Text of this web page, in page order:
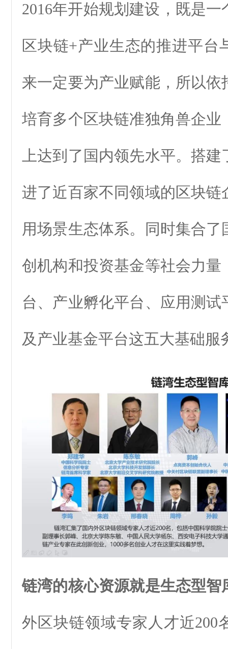
2016年开始规划建设，既是
区块链+产业生态的推进平台
来一定要为产业赋能，所以
培育多个区块链准独角兽企业
上达到了国内领先水平。搭
进了近百家不同领域的区块链
用场景生态体系。同时集合
创机构和投资基金等社会力量
台、产业孵化平台、应用测
及产业基金平台这五大基础服
链湾的核心资源就是生态型智
外区块链领域专家人才近200